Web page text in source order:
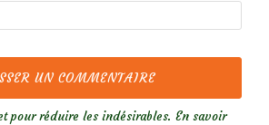
pour réduire les indésirables. En savoir